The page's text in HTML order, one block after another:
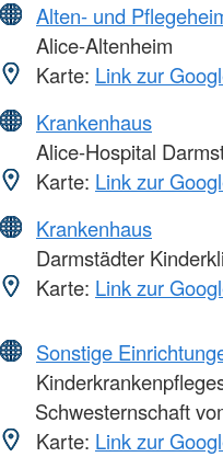
Alten- und
Alice-Altenheim
Karte: Link zur
Krankenhaus
Alice-Hospital
Karte: Link zur
Krankenhaus
Darmstädter
Karte: Link zur
Sonstige
Schwesternschaft
Karte: Link zur